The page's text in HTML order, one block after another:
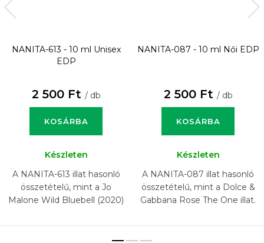
NANITA-613 - 10 ml Unisex
EDP
2 500 Ft / db
KOSÁRBA
Készleten
A NANITA-613 illat hasonló
összetételű, mint a Jo
Malone Wild Bluebell (2020)
NANITA-087 - 10 ml Női EDP
2 500 Ft / db
KOSÁRBA
Készleten
A NANITA-087 illat hasonló
összetételű, mint a Dolce &
Gabbana Rose The One illat.